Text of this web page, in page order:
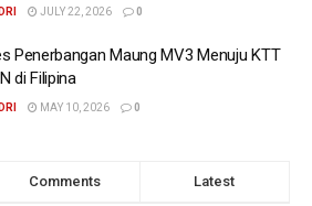
JULY 22, 2026 0
Penerbangan Maung MV3 Menuju KTT
di Filipina
MAY 10, 2026 0
Comments Latest